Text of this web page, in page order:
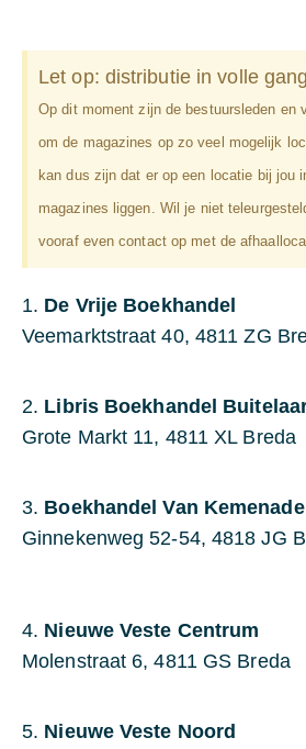
Let op: distributie in volle gang
Op dit moment zijn de bestuursleden en
om de magazines op zo veel mogelijk
kan dus zijn dat er op een locatie bij jou
magazines liggen. Wil je niet
vooraf even contact op met de
1. De Vrije Boekhandel
Veemarktstraat 40, 4811 ZG
2. Libris Boekhandel
Grote Markt 11, 4811 XL Breda
3. Boekhandel Van
Ginnekenweg 52-54, 4818 JG
4. Nieuwe Veste Centrum
Molenstraat 6, 4811 GS Breda
5. Nieuwe Veste Noord